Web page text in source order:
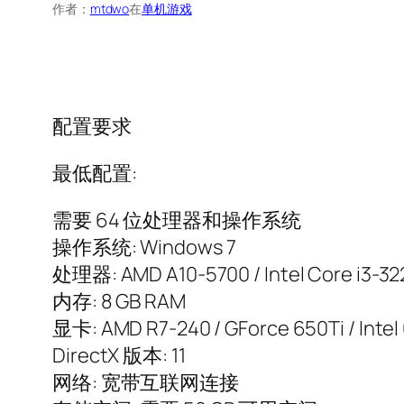
作者： mtdwo在单机游戏
配置要求
最低配置:
需要 64 位处理器和操作系统
操作系统: Windows 7
处理器: AMD A10-5700 / Intel Core i3-
内存: 8 GB RAM
显卡: AMD R7-240 / GForce 650Ti /
DirectX 版本: 11
网络: 宽带互联网连接